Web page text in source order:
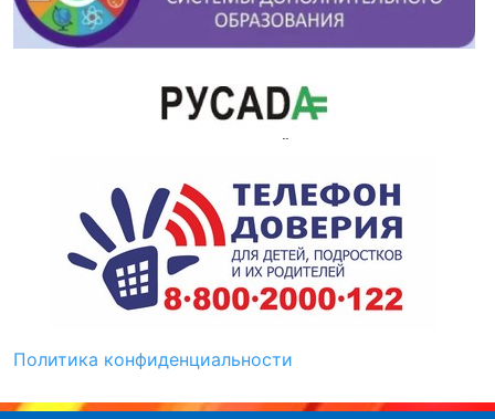
Политика конфиденциальности